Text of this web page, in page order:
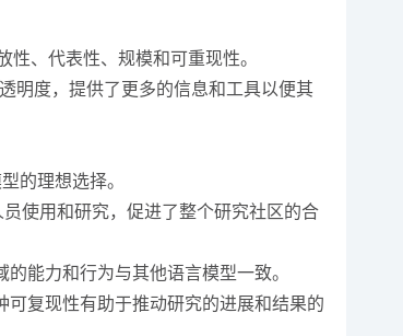
、代表性、规模和可重现性。
明度，提供了更多的信息和工具以便其
的理想选择。
使用和研究，促进了整个研究社区的合
能力和行为与其他语言模型一致。
复现性有助于推动研究的进展和结果的